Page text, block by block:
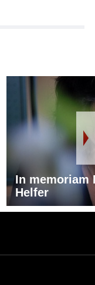
In memoriam
Helfer